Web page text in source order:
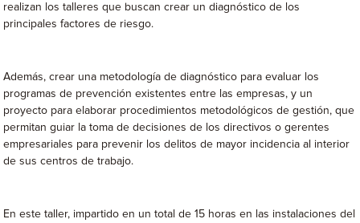
realizan los talleres que buscan crear un diagnóstico de los
principales factores de riesgo.
Además, crear una metodología de diagnóstico para evaluar los
programas de prevención existentes entre las empresas, y un
proyecto para elaborar procedimientos metodológicos de gestión, que
permitan guiar la toma de decisiones de los directivos o gerentes
empresariales para prevenir los delitos de mayor incidencia al interior
de sus centros de trabajo.
En este taller, impartido en un total de 15 horas en las instalaciones del